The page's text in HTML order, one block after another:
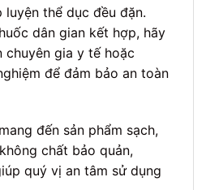
luyện thể dục đều đặn.
dân gian kết hợp, hãy
chuyên gia y tế hoặc
để đảm bảo an toàn
đến sản phẩm sạch,
chất bảo quản,
quý vị an tâm sử dụng